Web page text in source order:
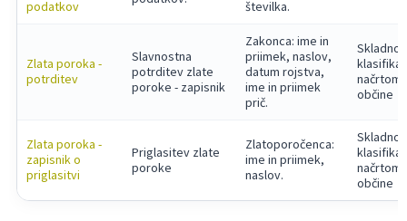
podatkov številka.
Zlata poroka -
potrditev
Slavnostna
potrditev zlate
poroke - zapisnik
Zakonca: ime in
priimek, naslov,
datum rojstva,
ime in priimek
prič.
Skladno
načrtom
občine
Zlata poroka -
zapisnik o
priglasitvi
Priglasitev zlate
poroke
Zlatoporočenca:
ime in priimek,
naslov.
Skladno
načrtom
občine